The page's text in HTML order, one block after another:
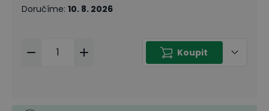
Doručíme: 10. 8. 2026
Koupit